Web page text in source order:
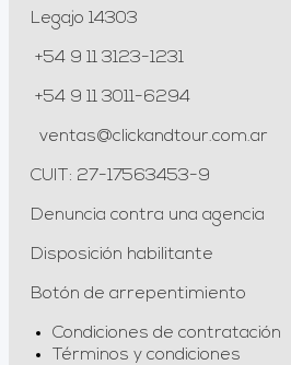
Legajo 14303
+54 9 11 3123-1231
+54 9 11 3011-6294
ventas@clickandtour.com.ar
CUIT: 27-17563453-9
Denuncia contra una agencia
Disposición habilitante
Botón de arrepentimiento
Condiciones de contratación
Términos y condiciones